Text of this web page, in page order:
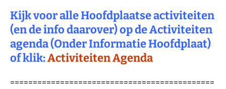
Kijk voor alle Hoofdplaatse activiteiten
(en de info daarover) op de Activiteiten
agenda (Onder Informatie Hoofdplaat)
of klik:Activiteiten Agenda
=============================================